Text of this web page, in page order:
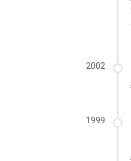
2002
1999